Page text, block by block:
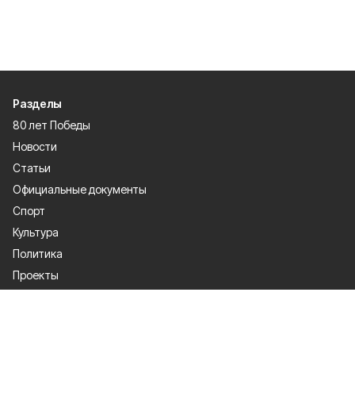
Разделы
80 лет Победы
Новости
Статьи
Официальные документы
Спорт
Культура
Политика
Проекты